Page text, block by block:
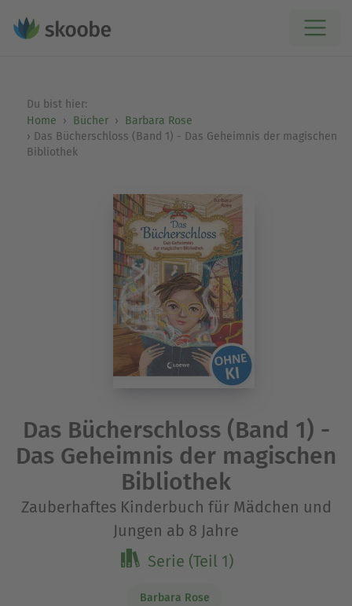
Du bist hier:
Home
Bücher
Barbara Rose
Das Bücherschloss (Band 1) - Das Geheimnis der magischen
Bibliothek
Das Bücherschloss (Band 1) -
Das Geheimnis der magischen
Bibliothek
Zauberhaftes Kinderbuch für Mädchen und
Jungen ab 8 Jahre
Serie (Teil 1)
Barbara Rose